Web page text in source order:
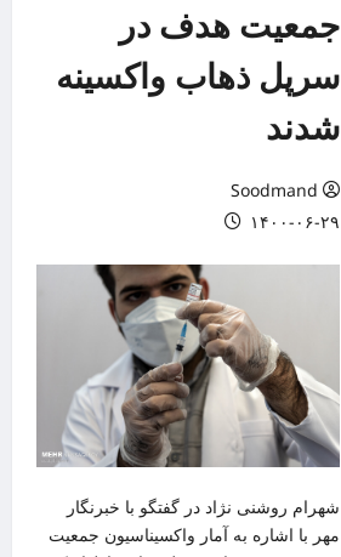
جمعیت هدف در
سرپل ذهاب واکسینه
شدند
Soodmand
۱۴۰۰-۰۶-۲۹
شهرام روشنی نژاد در گفتگو با خبرنگار
مهر با اشاره به آمار واکسیناسیون جمعیت